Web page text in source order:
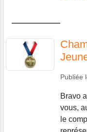
Publiée
Bravo
vous,
le